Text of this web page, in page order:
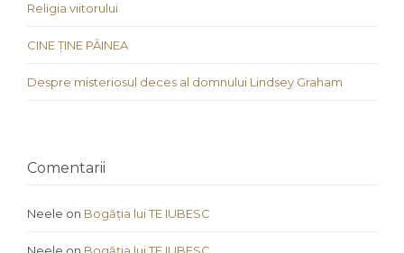
Religia viitorului
CINE ȚINE PÂINEA
Despre misteriosul deces al domnului Lindsey Graham
Comentarii
Neele on Bogăția lui TE IUBESC